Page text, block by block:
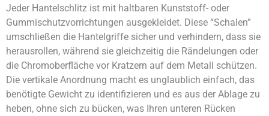
Jeder Hantelschlitz ist mit haltbaren Kunststoff- oder
Gummischutzvorrichtungen ausgekleidet. Diese “Schalen”
umschließen die Hantelgriffe sicher und verhindern, dass sie
herausrollen, während sie gleichzeitig die Rändelungen oder
die Chromoberfläche vor Kratzern auf dem Metall schützen.
Die vertikale Anordnung macht es unglaublich einfach, das
benötigte Gewicht zu identifizieren und es aus der Ablage zu
heben, ohne sich zu bücken, was Ihren unteren Rücken